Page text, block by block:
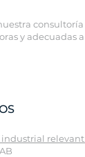
y adecuadas